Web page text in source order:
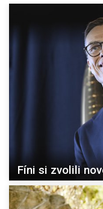
Fíni si zvolili